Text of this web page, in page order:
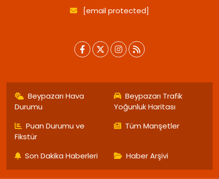
[email protected]
Beypazarı Hava
Durumu
Beypazarı Trafik
Yoğunluk Haritası
Puan Durumu ve
Fikstür
Tüm Manşetler
Son Dakika Haberleri Haber Arşivi